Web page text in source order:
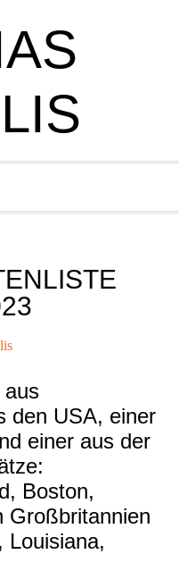
aus
den USA, einer
einer aus der
Boston,
Großbritannien
Louisiana,